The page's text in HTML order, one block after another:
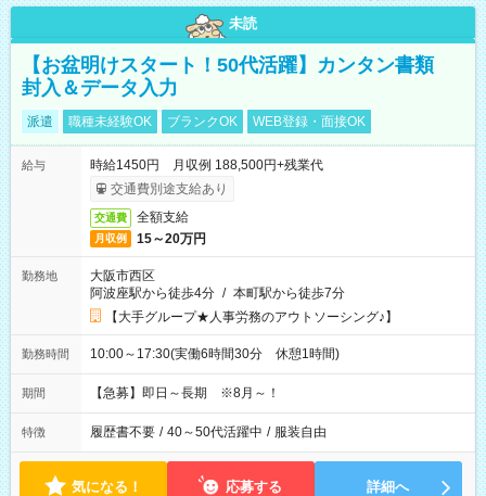
未読
【お盆明けスタート！50代活躍】カンタン書類
封入＆データ入力
派遣 職種未経験OK ブランクOK WEB登録・面接OK
給与
時給1450円 月収例 188,500円+残業代
交通費別途支給あり
交通費 全額支給
月収例 15～20万円
勤務地
大阪市西区
阿波座駅から徒歩4分 / 本町駅から徒歩7分
【大手グループ★人事労務のアウトソーシング♪】
勤務時間 10:00～17:30(実働6時間30分 休憩1時間)
期間 【急募】即日～長期 ※8月～！
特徴 履歴書不要 / 40～50代活躍中 / 服装自由
気になる！ 応募する 詳細へ